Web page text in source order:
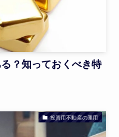
？知っておくべき特
投資用不動産の運用